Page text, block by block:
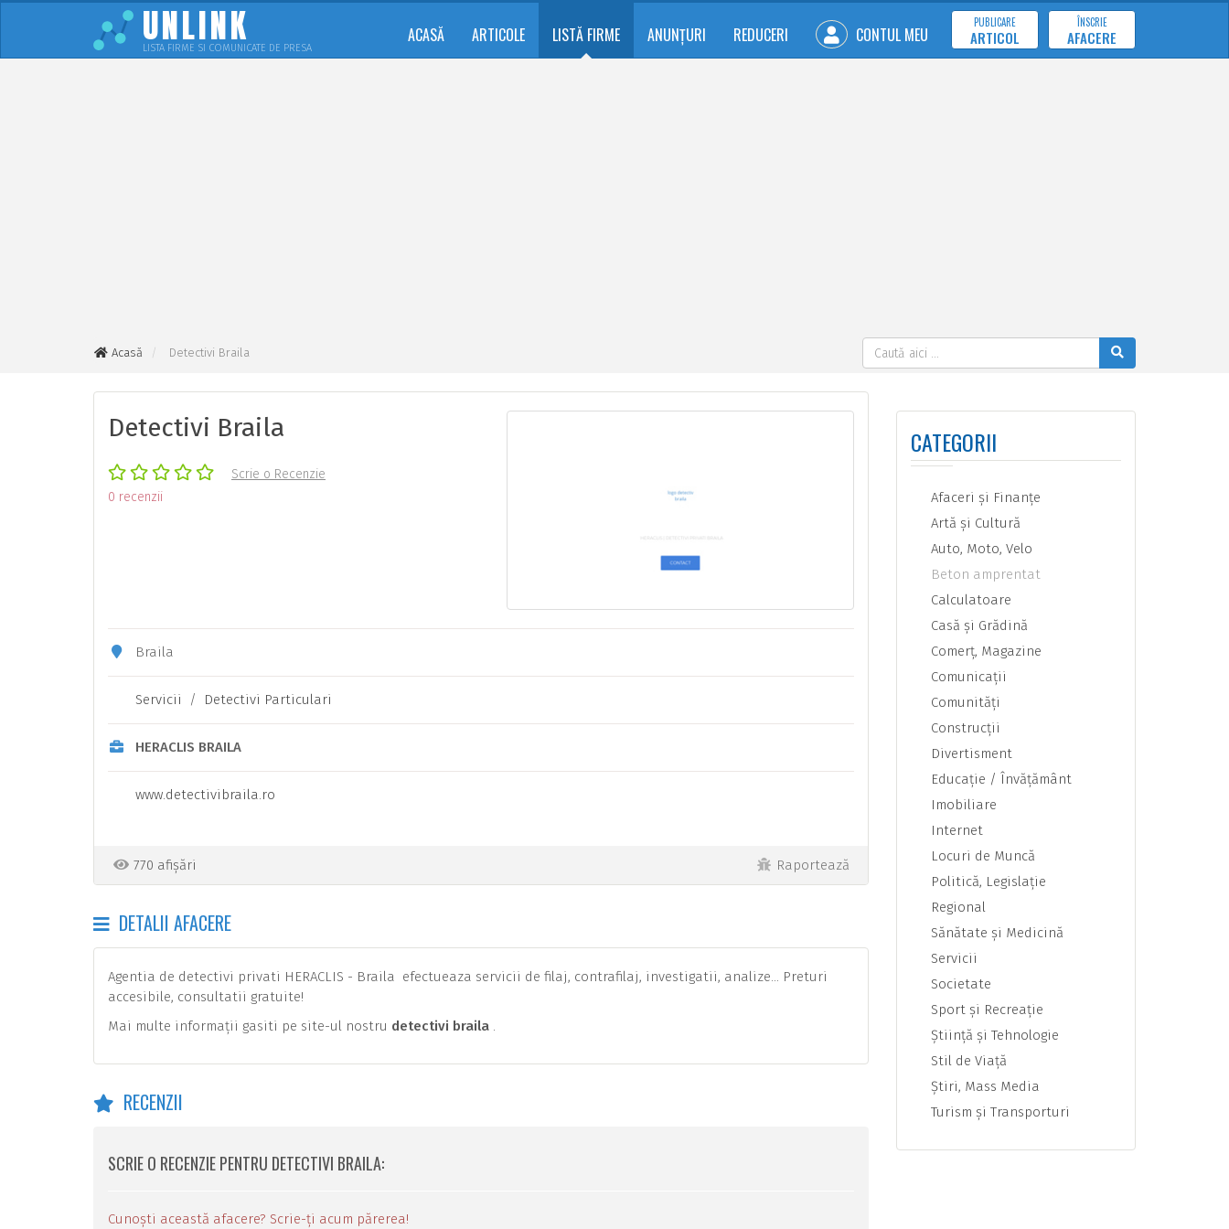
UNLINK
LISTA FIRME SI COMUNICATE DE PRESA
ACASĂ ARTICOLE LISTĂ FIRME ANUNȚURI REDUCERI CONTUL MEU
PUBLICARE
ARTICOL
ÎNSCRIE
AFACERE
Acasă Detectivi Braila
Detectivi Braila
Scrie o Recenzie
0 recenzii
Braila
Servicii / Detectivi Particulari
HERACLIS BRAILA
www.detectivibraila.ro
770 afișări Raportează
DETALII AFACERE
Agentia de detectivi privati HERACLIS - Braila efectueaza servicii de filaj, contrafilaj, investigatii, analize... Preturi
accesibile, consultatii gratuite!
Mai multe informații gasiti pe site-ul nostru detectivi braila .
RECENZII
SCRIE O RECENZIE PENTRU DETECTIVI BRAILA:
Cunoști această afacere? Scrie-ți acum părerea!
CATEGORII
Afaceri şi Finanţe
Artă şi Cultură
Auto, Moto, Velo
Beton amprentat
Calculatoare
Casă şi Grădină
Comerţ, Magazine
Comunicaţii
Comunităţi
Construcţii
Divertisment
Educaţie / Învăţământ
Imobiliare
Internet
Locuri de Muncă
Politică, Legislaţie
Regional
Sănătate şi Medicină
Servicii
Societate
Sport şi Recreaţie
Ştiinţă şi Tehnologie
Stil de Viaţă
Ştiri, Mass Media
Turism şi Transporturi